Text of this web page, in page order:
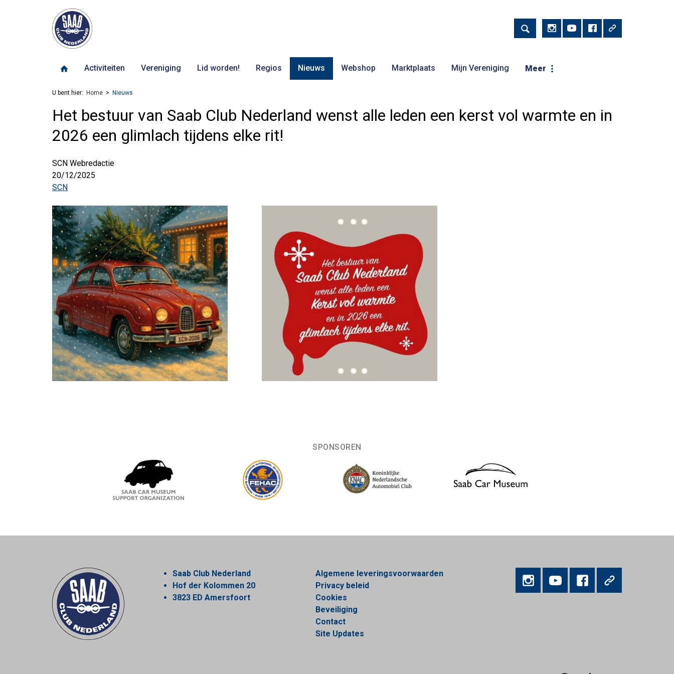
Activiteiten Vereniging Lid worden! Regios Nieuws Webshop Marktplaats Mijn Vereniging Meer
U bent hier: Home Nieuws
Het bestuur van Saab Club Nederland wenst alle leden een kerst vol warmte en in
2026 een glimlach tijdens elke rit!
SCN Webredactie
20/12/2025
SCN
SPONSOREN
Saab Club Nederland
Hof der Kolommen 20
3823 ED Amersfoort
Algemene leveringsvoorwaarden
Privacy beleid
Cookies
Beveiliging
Contact
Site Updates